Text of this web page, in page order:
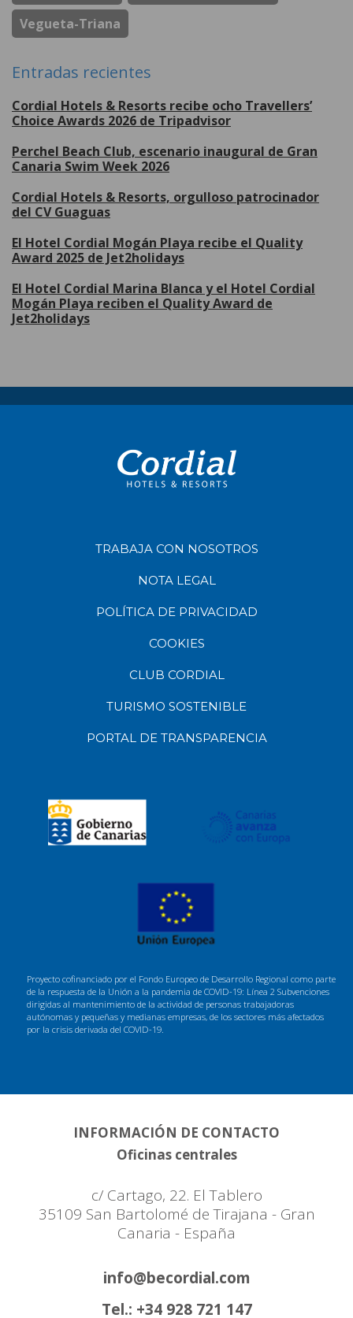
Vegueta-Triana
Entradas recientes
Cordial Hotels & Resorts recibe ocho Travellers’
Choice Awards 2026 de Tripadvisor
Perchel Beach Club, escenario inaugural de Gran
Canaria Swim Week 2026
Cordial Hotels & Resorts, orgulloso patrocinador
del CV Guaguas
El Hotel Cordial Mogán Playa recibe el Quality
Award 2025 de Jet2holidays
El Hotel Cordial Marina Blanca y el Hotel Cordial
Mogán Playa reciben el Quality Award de
Jet2holidays
TRABAJA CON NOSOTROS
NOTA LEGAL
POLÍTICA DE PRIVACIDAD
COOKIES
CLUB CORDIAL
TURISMO SOSTENIBLE
PORTAL DE TRANSPARENCIA
Proyecto cofinanciado por el Fondo Europeo de Desarrollo Regional como parte
de la respuesta de la Unión a la pandemia de COVID-19: Línea 2 Subvenciones
dirigidas al mantenimiento de la actividad de personas trabajadoras
autónomas y pequeñas y medianas empresas, de los sectores más afectados
por la crisis derivada del COVID-19.
INFORMACIÓN DE CONTACTO
Oficinas centrales
c/ Cartago, 22. El Tablero
35109 San Bartolomé de Tirajana - Gran
Canaria - España
info@becordial.com
Tel.: +34 928 721 147